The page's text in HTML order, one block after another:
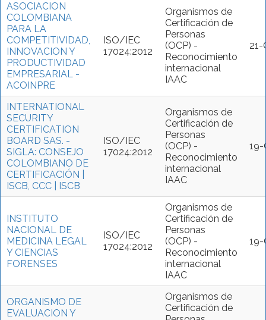
ASOCIACION
COLOMBIANA
PARA LA
COMPETITIVIDAD,
INNOVACION Y
PRODUCTIVIDAD
EMPRESARIAL -
ACOINPRE
ISO/IEC
17024:2012
Organismos de
Certificación de
Personas
(OCP) -
Reconocimiento
internacional
IAAC
INTERNATIONAL
SECURITY
CERTIFICATION
BOARD SAS. -
SIGLA: CONSEJO
COLOMBIANO DE
CERTIFICACIÓN |
ISCB, CCC | ISCB
ISO/IEC
17024:2012
Organismos de
Certificación de
Personas
(OCP) -
Reconocimiento
internacional
IAAC
19-
INSTITUTO
NACIONAL DE
MEDICINA LEGAL
Y CIENCIAS
FORENSES
ISO/IEC
17024:2012
Organismos de
Certificación de
Personas
(OCP) -
Reconocimiento
internacional
IAAC
19-
ORGANISMO DE
EVALUACION Y
Organismos de
Certificación de